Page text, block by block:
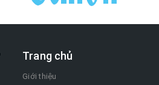
Trang chủ
Giới thiệu